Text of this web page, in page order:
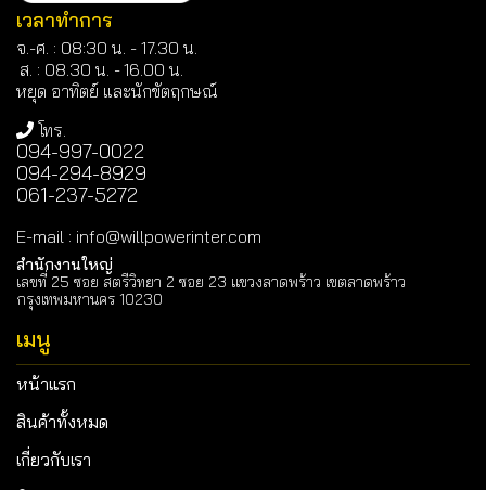
เวลาทำการ
จ.-ศ. : 08:30 น. - 17.30 น.
ส. : 08.30 น. -16.00 น.
หยุด อาทิตย์ และนักขัตฤกษณ์
โทร.
094-997-0022
094-294-8929
061-237-5272
E-mail : info@willpowerinter.com
สำนักงานใหญ่
เลขที่ 25 ซอย สตรีวิทยา 2 ซอย 23 แขวงลาดพร้าว เขตลาดพร้าว
กรุงเทพมหานคร 10230
เมนู
หน้าแรก
สินค้าทั้งหมด
เกี่ยวกับเรา